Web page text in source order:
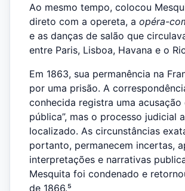
Ao mesmo tempo, colocou
direto com a opereta, a opéra-
e as danças de salão que
entre Paris, Lisboa, Havana e o
Em 1863, sua permanência na
por uma prisão. A
conhecida registra uma acusação
pública”, mas o processo judicial
localizado. As circunstâncias
portanto, permanecem incertas,
interpretações e narrativas
Mesquita foi condenado e
de 1866.⁵